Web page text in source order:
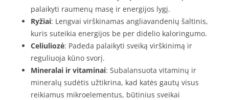
palaikyti raumenų masę ir energijos lygį.
Ryžiai: Lengvai virškinamas angliavandenių šaltinis,
kuris suteikia energijos be per didelio kaloringumo.
Celiuliozė: Padeda palaikyti sveiką virškinimą ir
reguliuoja kūno svorį.
Mineralai ir vitaminai: Subalansuota vitaminų ir
mineralų sudėtis užtikrina, kad katės gautų visus
reikiamus mikroelementus, būtinius sveikai